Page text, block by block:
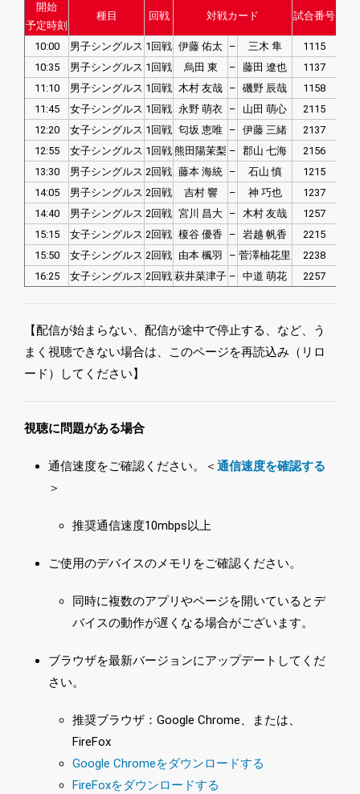
開始
予定時刻
種目 回戦 対戦カード 試合番号
10:00 男子シングルス 1回戦 伊藤 佑太 – 三木 隼
1115
10:35
男子シングルス 1回戦 烏田 東 – 藤田 遼也
1137
11:10
男子シングルス 1回戦 木村 友哉 – 磯野 辰哉
1158
11:45
女子シングルス 1回戦 永野 萌衣 – 山田 萌心
2115
12:20
女子シングルス 1回戦 匂坂 恵唯 – 伊藤 三緒
2137
12:55
女子シングルス 1回戦 熊田陽茉梨 – 郡山 七海
2156
13:30
男子シングルス 2回戦 藤本 海統 – 石山 慎
1215
14:05
男子シングルス 2回戦 吉村 響 – 神 巧也
1237
14:40
男子シングルス 2回戦 宮川 昌大 – 木村 友哉
1257
15:15
女子シングルス 2回戦 榎谷 優香 – 岩越 帆香
2215
15:50
女子シングルス 2回戦 由本 楓羽 – 菅澤柚花里
2238
16:25
女子シングルス 2回戦 萩井菜津子 – 中道 萌花 2257
【配信が始まらない、配信が途中で停止する、など、う
まく視聴できない場合は、このページを再読込み（リロ
ード）してください】
視聴に問題がある場合
通信速度をご確認ください。＜通信速度を確認する
＞
推奨通信速度10mbps以上
ご使用のデバイスのメモリをご確認ください。
同時に複数のアプリやページを開いているとデ
バイスの動作が遅くなる場合がございます。
ブラウザを最新バージョンにアップデートしてくだ
さい。
推奨ブラウザ：Google Chrome、または、
FireFox
Google Chromeをダウンロードする
FireFoxをダウンロードする